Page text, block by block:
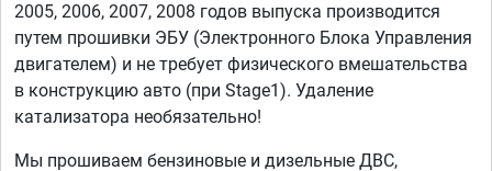
2005, 2006, 2007, 2008 годов выпуска производится
путем прошивки ЭБУ (Электронного Блока Управления
двигателем) и не требует физического вмешательства
в конструкцию авто (при Stage1). Удаление
катализатора необязательно!
Мы прошиваем бензиновые и дизельные ДВС,